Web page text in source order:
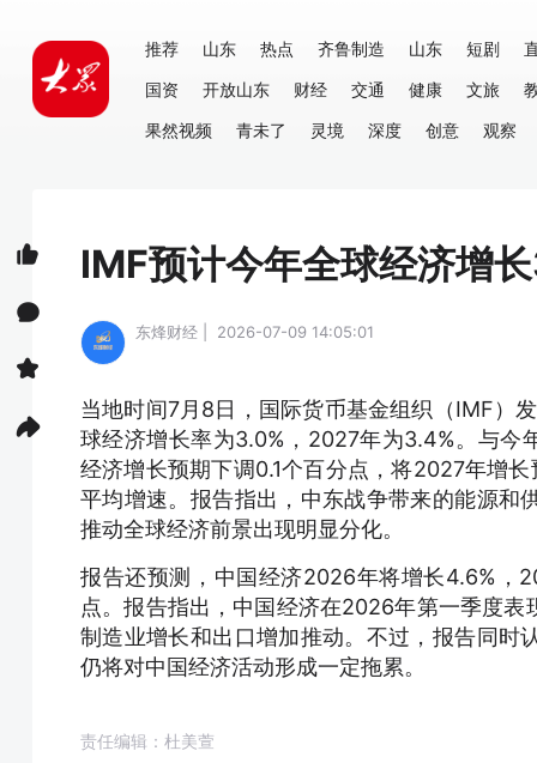
推荐 山东 热点 齐鲁制造 山东 短剧
国资
开放山东 财经 交通 健康 文旅
果然视频
青未了 灵境 深度 创意 观察
IMF预计今年全球经济增
东烽财经 | 2026-07-09 14:05:01
当地时间7月8日，国际货币基金组织（IMF）
球经济增长率为3.0%，2027年为3.4%。与
经济增长预期下调0.1个百分点，将2027年增
平均增速。报告指出，中东战争带来的能源和
推动全球经济前景出现明显分化。
报告还预测，中国经济2026年将增长4.6%，
点。报告指出，中国经济在2026年第一季度
制造业增长和出口增加推动。不过，报告同时
仍将对中国经济活动形成一定拖累。
责任编辑：杜美萱